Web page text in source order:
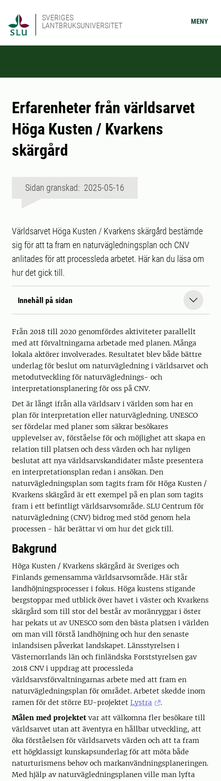
SVERIGES
LANTBRUKSUNIVERSITET
MENY
Erfarenheter från världsarvet
Höga Kusten / Kvarkens
skärgård
Sidan granskad: 2025-05-16
Världsarvet Höga Kusten / Kvarkens skärgård bestämde
sig för att ta fram en naturvägledningsplan och CNV
anlitades för att processleda arbetet. Här kan du läsa om
hur det gick till.
Innehåll på sidan
Från 2018 till 2020 genomfördes aktiviteter parallellt
med att förvaltningarna arbetade med planen. Många
lokala aktörer involverades. Resultatet blev både bättre
underlag för beslut om naturvägledning i världsarvet och
metodutveckling för naturväglednings- och
interpretationsplanering för oss på CNV.
Det är långt ifrån alla världsarv i världen som har en
plan för interpretation eller naturvägledning. UNESCO
ser fördelar med planer som säkrar besökares
upplevelser av, förståelse för och möjlighet att skapa en
relation till platsen och dess värden och har nyligen
beslutat att nya världsarvskandidater måste presentera
en interpretationsplan redan i ansökan. Den
naturvägledningsplan som tagits fram för Höga Kusten /
Kvarkens skärgård är ett exempel på en plan som tagits
fram i ett befintligt världsarvsområde. SLU Centrum för
naturvägledning (CNV) bidrog med stöd genom hela
processen - här berättar vi om hur det gick till.
Bakgrund
Höga Kusten / Kvarkens skärgård är Sveriges och
Finlands gemensamma världsarvsområde. Här står
landhöjningsprocesser i fokus. Höga kustens stigande
bergstoppar med utblick över havet i väster och Kvarkens
skärgård som till stor del består av moränryggar i öster
har pekats ut av UNESCO som den bästa platsen i världen
om man vill förstå landhöjning och hur den senaste
inlandsisen påverkat landskapet. Länsstyrelsen i
Västernorrlands län och finländska Forststyrelsen gav
2018 CNV i uppdrag att processleda
världsarvsförvaltningarnas arbete med att fram en
naturvägledningsplan för området. Arbetet skedde inom
ramen för det större EU-projektet Lystra
.
Målen med projektet var att välkomna fler besökare till
världsarvet utan att äventyra en hållbar utveckling, att
öka förståelsen för världsarvets värden och att ta fram
ett högklassigt kunskapsunderlag för att möta både
naturturismens behov och markanvändningsplaneringen.
Med hjälp av naturvägledningsplanen ville man lyfta